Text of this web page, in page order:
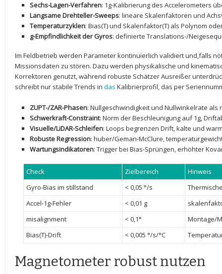
Sechs-Lagen-Verfahren: 1g-Kalibrierung des Accelerometers
Langsame⁢ Drehteller-Sweeps:⁣ lineare⁤ Skalenfaktoren und
Temperaturzyklen: Bias(T) und Skalenfaktor(T) ​als Polynom
g-Empfindlichkeit ‌der Gyros: definierte Translations-/
Im Feldbetrieb⁤ werden ⁢Parameter⁣ kontinuierlich validiert⁣ und,falls​
Missionsdaten zu⁢ stören. Dazu werden physikalische und
Korrektoren genutzt, während robuste ‌Schätzer ‍Ausreißer
schreibt nur stabile Trends ⁣in das Kalibrierprofil, das ‌per‍
ZUPT-/ZAR-Phasen: Nullgeschwindigkeit und Nullwinkelrate⁤
Schwerkraft-Constraint: Norm ​der Beschleunigung‍ auf 1g,
Visuelle/LiDAR-Schleifen: Loops ‌begrenzen Drift, kalte und
Robuste‌ Regression:⁣ huber/Geman-McClure,
Wartungsindikatoren: Trigger bei Bias-Sprüngen, erhöhter⁣
Check Zielbereich
Hinweis
Gyro-Bias im⁢ stillstand
< 0,05⁢ °/s
Accel-1g-Fehler
< 0,01 g
misalignment
<⁣ 0,1°
Montage/
Bias(T)-Drift
< 0,005 ⁤°/s/°C
Magnetometer robust nutzen